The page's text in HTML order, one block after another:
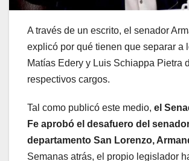
A través de un escrito, el senador
explicó por qué tienen que separar a
Matías Edery y Luis Schiappa Pietra
respectivos cargos.
Tal como publicó este medio, el
Fe aprobó el desafuero del
departamento San Lorenzo,
Semanas atrás, el propio legislador